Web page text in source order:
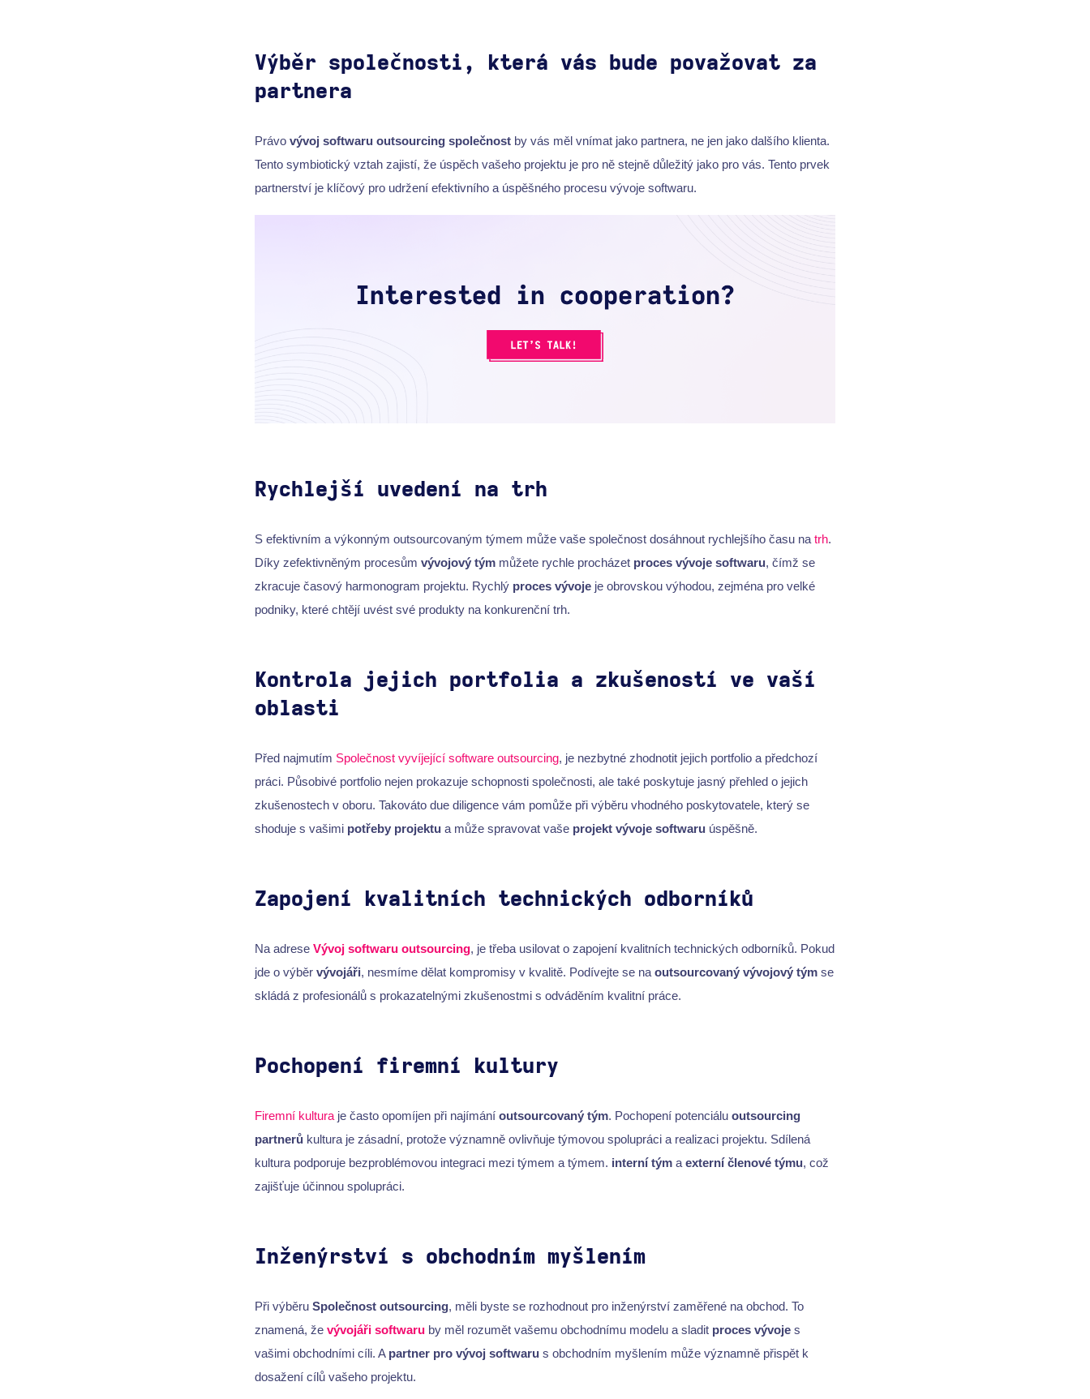
Výběr společnosti, která vás bude považovat za
partnera
Právo vývoj softwaru outsourcing společnostby vás měl vnímat jako partnera, ne jen jako dalšího klienta.
Tento symbiotický vztah zajistí, že úspěch vašeho projektu je pro ně stejně důležitý jako pro vás. Tento prvek
partnerství je klíčový pro udržení efektivního a úspěšného procesu vývoje softwaru.
Rychlejší uvedení na trh
S efektivním a výkonným outsourcovaným týmem může vaše společnost dosáhnout rychlejšího času na trh.
Díky zefektivněným procesům vývojový týmmůžete rychle procházet proces vývoje softwaru, čímž se
zkracuje časový harmonogram projektu. Rychlý proces vývojeje obrovskou výhodou, zejména pro velké
podniky, které chtějí uvést své produkty na konkurenční trh.
Kontrola jejich portfolia a zkušeností ve vaší
oblasti
Před najmutím Společnost vyvíjející software outsourcing, je nezbytné zhodnotit jejich portfolio a předchozí
práci. Působivé portfolio nejen prokazuje schopnosti společnosti, ale také poskytuje jasný přehled o jejich
zkušenostech v oboru. Takováto due diligence vám pomůže při výběru vhodného poskytovatele, který se
shoduje s vašimi potřeby projektu a může spravovat vaše projekt vývoje softwaru úspěšně.
Zapojení kvalitních technických odborníků
Na adrese Vývoj softwaru outsourcing, je třeba usilovat o zapojení kvalitních technických odborníků. Pokud
jde o výběr vývojáři, nesmíme dělat kompromisy v kvalitě. Podívejte se na outsourcovaný vývojový týmse
skládá z profesionálů s prokazatelnými zkušenostmi s odváděním kvalitní práce.
Pochopení firemní kultury
Firemní kulturaje často opomíjen při najímání outsourcovaný tým. Pochopení potenciálu outsourcing
partnerů kultura je zásadní, protože významně ovlivňuje týmovou spolupráci a realizaci projektu. Sdílená
kultura podporuje bezproblémovou integraci mezi týmem a týmem. interní týma externí členové týmu, což
zajišťuje účinnou spolupráci.
Inženýrství s obchodním myšlením
Při výběru Společnost outsourcing, měli byste se rozhodnout pro inženýrství zaměřené na obchod. To
znamená, že vývojáři softwaruby měl rozumět vašemu obchodnímu modelu a sladit proces vývojes
vašimi obchodními cíli. A partner pro vývoj softwaru s obchodním myšlením může významně přispět k
dosažení cílů vašeho projektu.